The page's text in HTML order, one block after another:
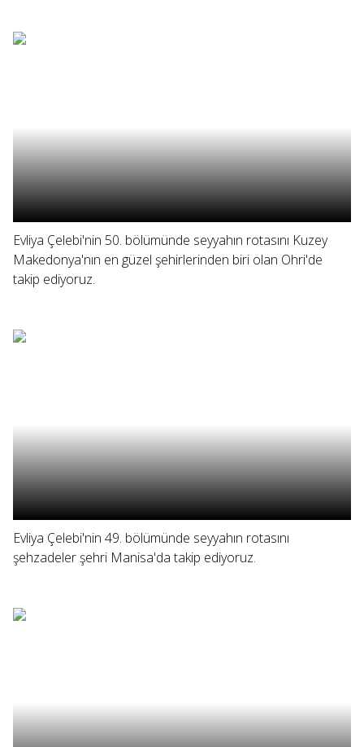
Evliya Çelebi'nin 50. bölümünde seyyahın rotasını Kuzey
Makedonya'nın en güzel şehirlerinden biri olan Ohri'de
takip ediyoruz.
Evliya Çelebi'nin 49. bölümünde seyyahın rotasını
şehzadeler şehri Manisa'da takip ediyoruz.